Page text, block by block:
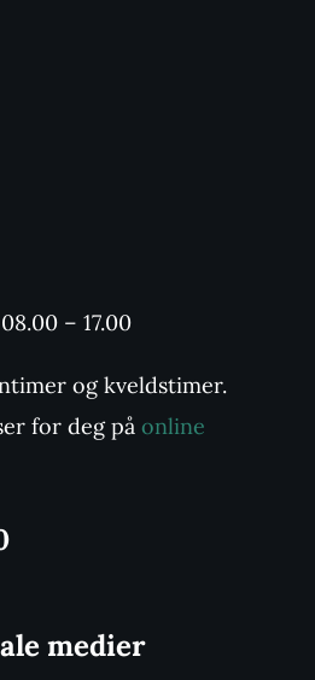
– 17.00
og kveldstimer.
for deg på online
medier